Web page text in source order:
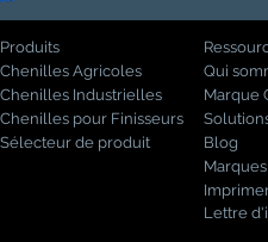
Produits
Chenilles Agricoles
Chenilles Industrielles
Chenilles pour Finisseurs
Sélecteur de produit
Qui
Marque
Blog
Lettre